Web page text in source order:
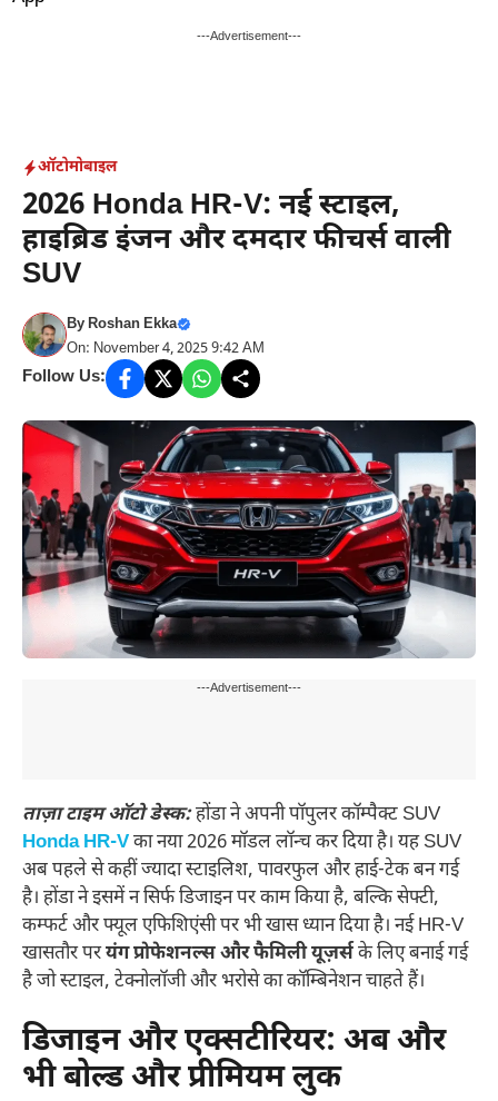
Skip
---Advertisement---
ऑटोमोबाइल
2026 Honda HR-V: नई स्टाइल,
हाइब्रिड इंजन और दमदार फीचर्स वाली
SUV
ByRoshan Ekka
On: November 4, 2025 9:42 AM
Follow Us:
---Advertisement---
ताज़ा टाइम ऑटो डेस्क:होंडा ने अपनी पॉपुलर कॉम्पैक्ट SUV
Honda HR-Vका नया 2026 मॉडल लॉन्च कर दिया है। यह SUV
अब पहले से कहीं ज्यादा स्टाइलिश, पावरफुल और हाई-टेक बन गई
है। होंडा ने इसमें न सिर्फ डिजाइन पर काम किया है, बल्कि सेफ्टी,
कम्फर्ट और फ्यूल एफिशिएंसी पर भी खास ध्यान दिया है। नई HR-V
खासतौर परयंग प्रोफेशनल्स और फैमिली यूज़र्सके लिए बनाई गई
है जो स्टाइल, टेक्नोलॉजी और भरोसे का कॉम्बिनेशन चाहते हैं।
डिजाइन और एक्सटीरियर: अब और
भी बोल्ड और प्रीमियम लुक